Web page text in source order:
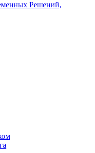
Решений,